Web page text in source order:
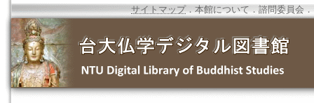
サイトマップ．本館について ．諮問委員会 ．